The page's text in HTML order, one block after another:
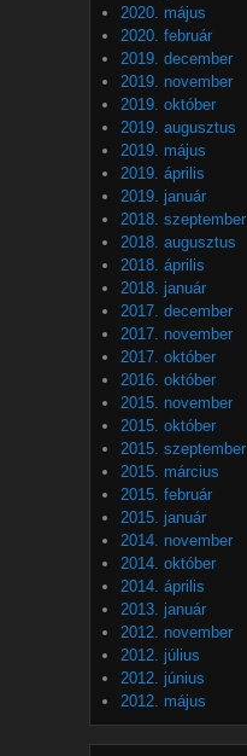
2020. május
2020. február
2019. december
2019. november
2019. október
2019. augusztus
2019. május
2019. április
2019. január
2018. szeptember
2018. augusztus
2018. április
2018. január
2017. december
2017. november
2017. október
2016. október
2015. november
2015. október
2015. szeptember
2015. március
2015. február
2015. január
2014. november
2014. október
2014. április
2013. január
2012. november
2012. július
2012. június
2012. május